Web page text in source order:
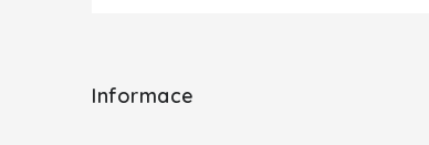
Informace